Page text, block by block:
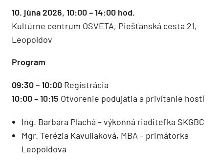
10. júna 2026, 10:00 – 14:00 hod.
Kultúrne centrum OSVETA, Piešťanská cesta 21,
Leopoldov
Program
09:30 – 10:00 Registrácia
10:00 – 10:15 Otvorenie podujatia a privítanie hostí
Ing. Barbara Plachá – výkonná riaditeľka SKGBC
Mgr. Terézia Kavuliaková, MBA – primátorka
Leopoldova